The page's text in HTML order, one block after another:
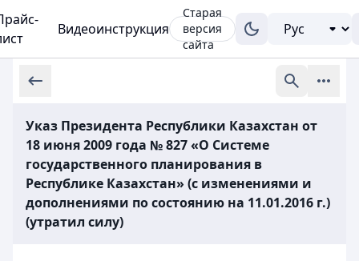
Видеоинструкция
Старая
версия
сайта
Указ Президента Республики Казахстан от
18 июня 2009 года № 827 «О Системе
государственного планирования в
Республике Казахстан» (с изменениями и
дополнениями по состоянию на 11.01.2016 г.)
(утратил силу)